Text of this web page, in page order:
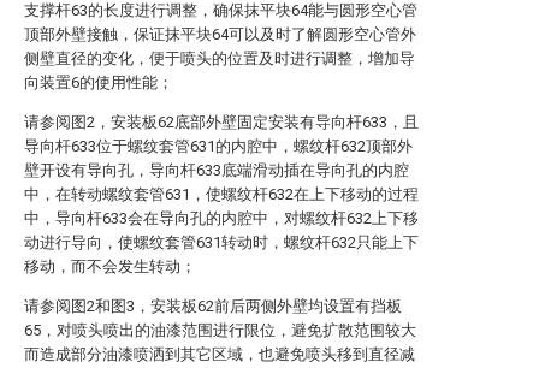
支撑杆63的长度进行调整，确保抹平块64能与圆形空心管
顶部外壁接触，保证抹平块64可以及时了解圆形空心管外
侧壁直径的变化，便于喷头的位置及时进行调整，增加导
向装置6的使用性能；
请参阅图2，安装板62底部外壁固定安装有导向杆633，且
导向杆633位于螺纹套管631的内腔中，螺纹杆632顶部外
壁开设有导向孔，导向杆633底端滑动插在导向孔的内腔
中，在转动螺纹套管631，使螺纹杆632在上下移动的过程
中，导向杆633会在导向孔的内腔中，对螺纹杆632上下移
动进行导向，使螺纹套管631转动时，螺纹杆632只能上下
移动，而不会发生转动；
请参阅图2和图3，安装板62前后两侧外壁均设置有挡板
65，对喷头喷出的油漆范围进行限位，避免扩散范围较大
而造成部分油漆喷洒到其它区域，也避免喷头移到直径减